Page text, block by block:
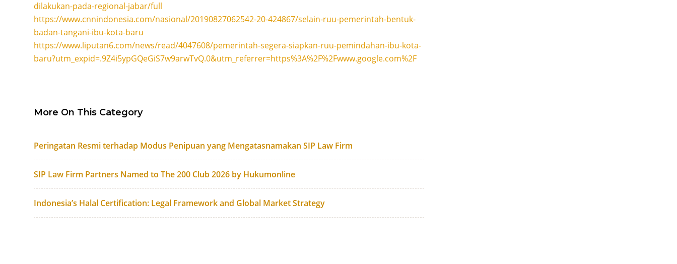
dilakukan-pada-regional-jabar/full
https://www.cnnindonesia.com/nasional/20190827062542-20-424867/selain-ruu-pemerintah-bentuk-
badan-tangani-ibu-kota-baru
https://www.liputan6.com/news/read/4047608/pemerintah-segera-siapkan-ruu-pemindahan-ibu-kota-
baru?utm_expid=.9Z4i5ypGQeGiS7w9arwTvQ.0&utm_referrer=https%3A%2F%2Fwww.google.com%2F
More On This Category
Peringatan Resmi terhadap Modus Penipuan yang Mengatasnamakan SIP Law Firm
SIP Law Firm Partners Named to The 200 Club 2026 by Hukumonline
Indonesia’s Halal Certification: Legal Framework and Global Market Strategy